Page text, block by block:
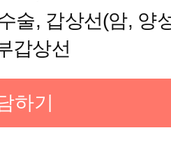
술, 갑상선(암, 양
갑상선
하기